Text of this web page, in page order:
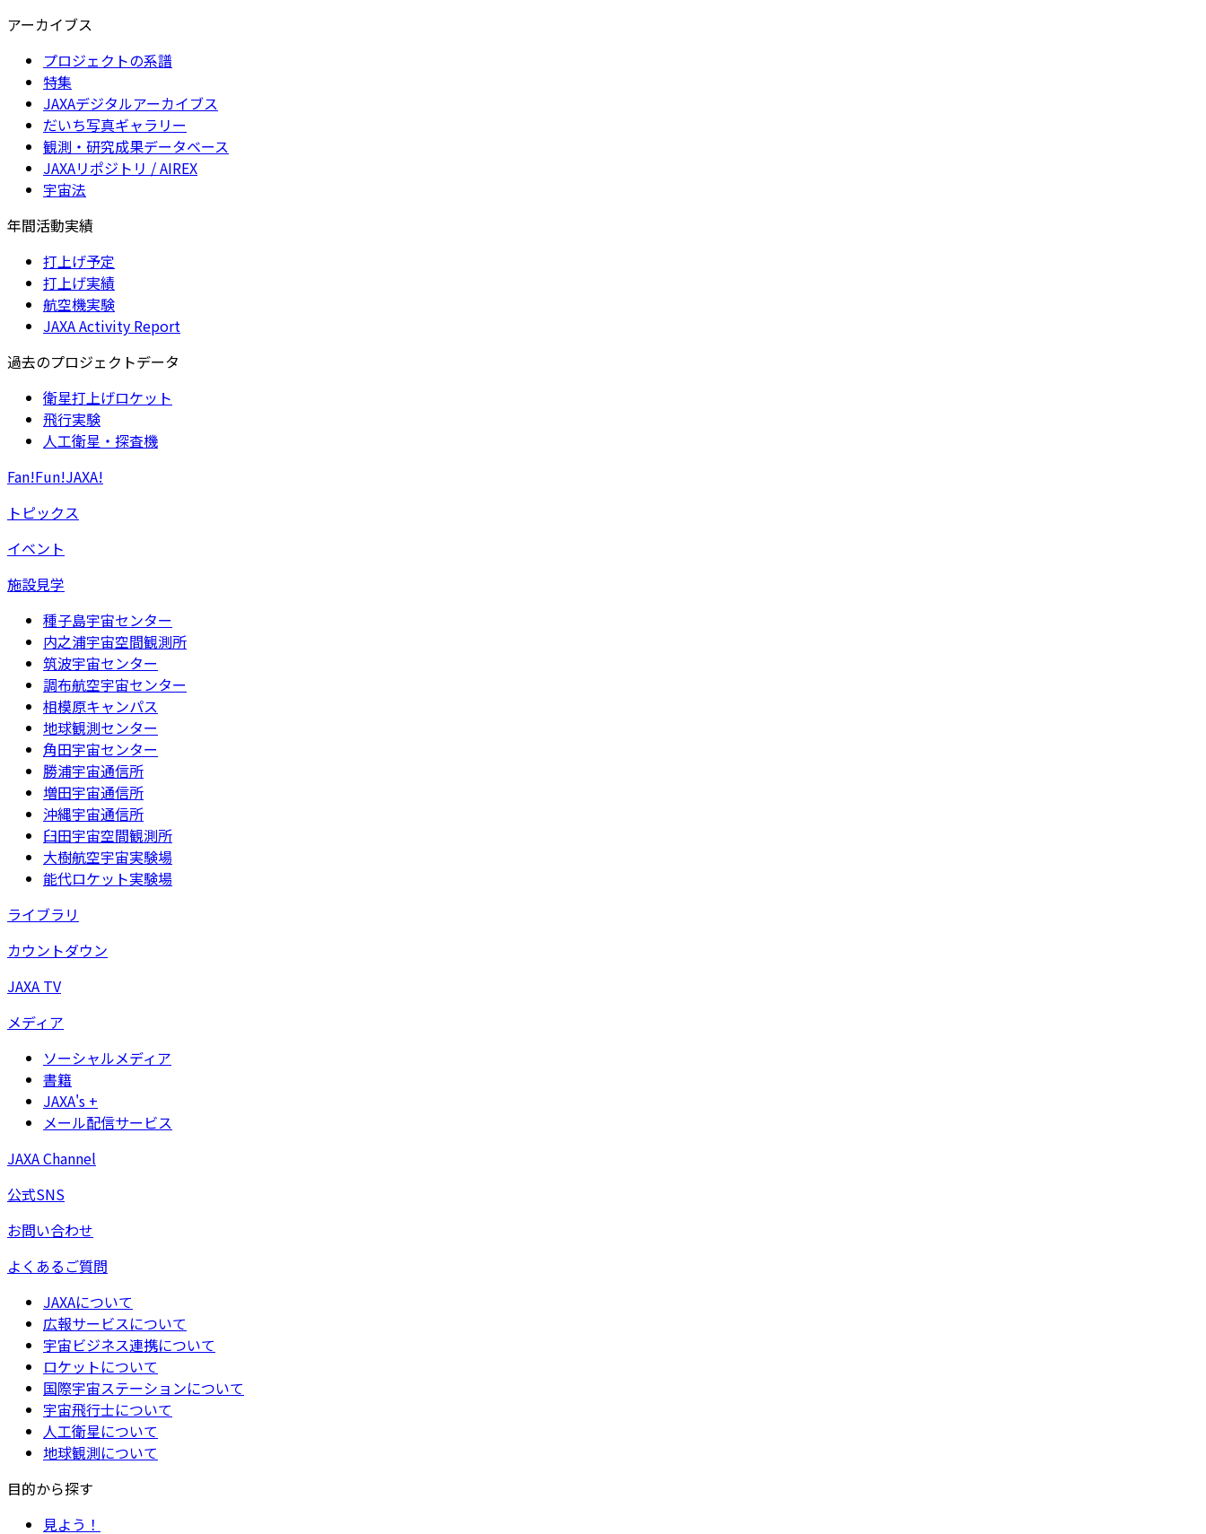
アーカイブス
プロジェクトの系譜
特集
JAXAデジタルアーカイブス
だいち写真ギャラリー
観測・研究成果データベース
JAXAリポジトリ / AIREX
宇宙法
年間活動実績
打上げ予定
打上げ実績
航空機実験
JAXA Activity Report
過去のプロジェクトデータ
衛星打上げロケット
飛行実験
人工衛星・探査機
Fan!Fun!JAXA!
トピックス
イベント
施設見学
種子島宇宙センター
内之浦宇宙空間観測所
筑波宇宙センター
調布航空宇宙センター
相模原キャンパス
地球観測センター
角田宇宙センター
勝浦宇宙通信所
増田宇宙通信所
沖縄宇宙通信所
臼田宇宙空間観測所
大樹航空宇宙実験場
能代ロケット実験場
ライブラリ
カウントダウン
JAXA TV
メディア
ソーシャルメディア
書籍
JAXA's +
メール配信サービス
JAXA Channel
公式SNS
お問い合わせ
よくあるご質問
JAXAについて
広報サービスについて
宇宙ビジネス連携について
ロケットについて
国際宇宙ステーションについて
宇宙飛行士について
人工衛星について
地球観測について
目的から探す
見よう！